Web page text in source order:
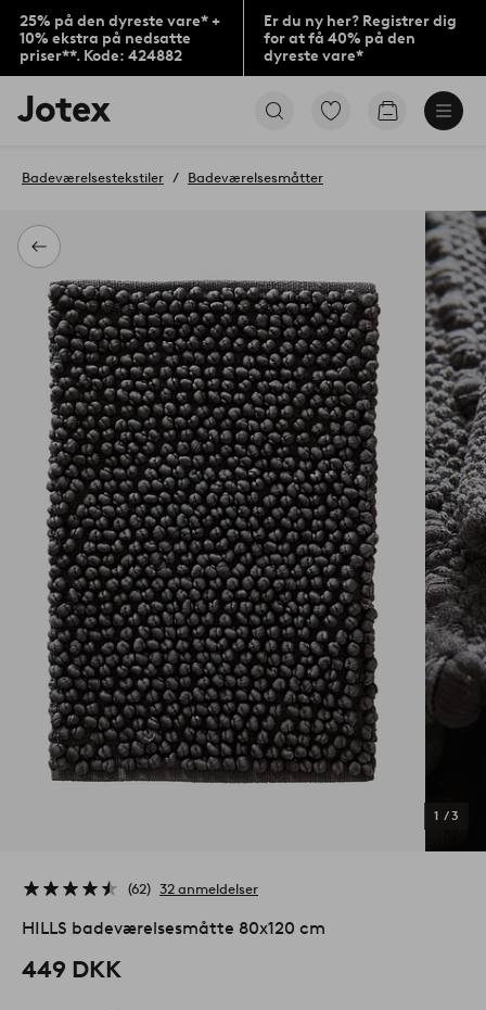
25% på den dyreste vare* +
10% ekstra på nedsatte
priser**. Kode: 424882
Er du ny her? Registrer dig
for at få 40% på den
dyreste vare*
Jotex
logo
til
Gå
Gå
Tilbage
Badeværelsestekstiler Badeværelsesmåtter
1 /3
62 32 anmeldelser
HILLS badeværelsesmåtte 80x120 cm
449 DKK